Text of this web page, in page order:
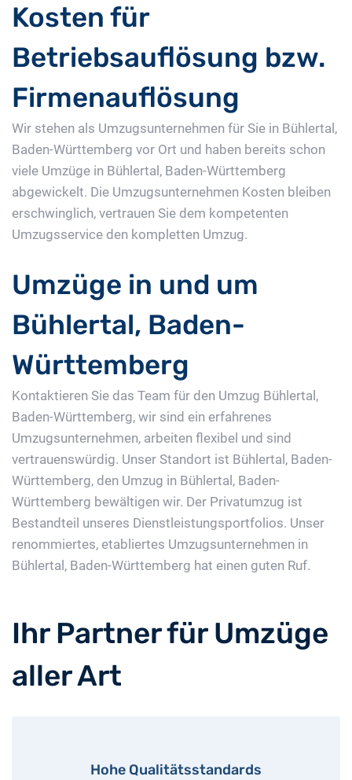
Kosten für
Betriebsauflösung bzw.
Firmenauflösung
Wir stehen als Umzugsunternehmen für Sie in Bühlertal,
Baden-Württemberg vor Ort und haben bereits schon
viele Umzüge in Bühlertal, Baden-Württemberg
abgewickelt. Die Umzugsunternehmen Kosten bleiben
erschwinglich, vertrauen Sie dem kompetenten
Umzugsservice den kompletten Umzug.
Umzüge in und um
Bühlertal, Baden-
Württemberg
Kontaktieren Sie das Team für den Umzug Bühlertal,
Baden-Württemberg, wir sind ein erfahrenes
Umzugsunternehmen, arbeiten flexibel und sind
vertrauenswürdig. Unser Standort ist Bühlertal, Baden-
Württemberg, den Umzug in Bühlertal, Baden-
Württemberg bewältigen wir. Der Privatumzug ist
Bestandteil unseres Dienstleistungsportfolios. Unser
renommiertes, etabliertes Umzugsunternehmen in
Bühlertal, Baden-Württemberg hat einen guten Ruf.
Ihr Partner für Umzüge
aller Art
Hohe Qualitätsstandards